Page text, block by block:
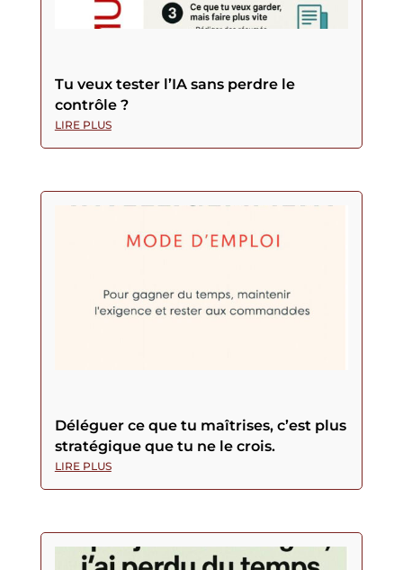
Tu veux tester l’IA sans perdre le
contrôle ?
LIRE PLUS
Déléguer ce que tu maîtrises, c’est plus
stratégique que tu ne le crois.
LIRE PLUS